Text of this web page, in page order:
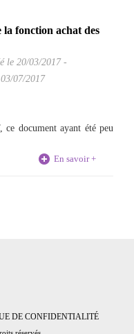
la fonction achat des
le 20/03/2017-
07/2017
document ayant été peu
En savoir +
DE CONFIDENTIALITÉ